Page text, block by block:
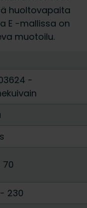
huoltovapaita
E -mallissa on
muotoilu.
-
70
230